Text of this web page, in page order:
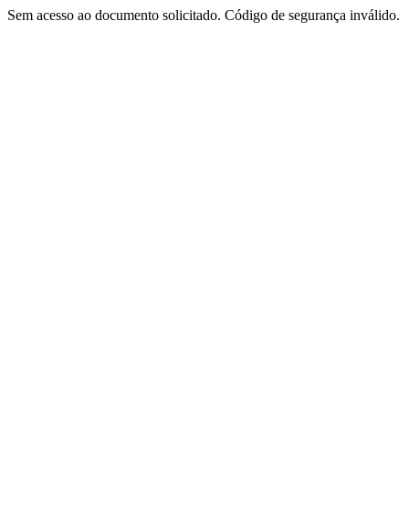
Sem acesso ao documento solicitado. Código de segurança inválido.